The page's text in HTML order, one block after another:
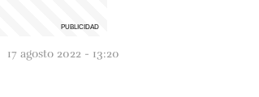
17 agosto 2022 - 13:20